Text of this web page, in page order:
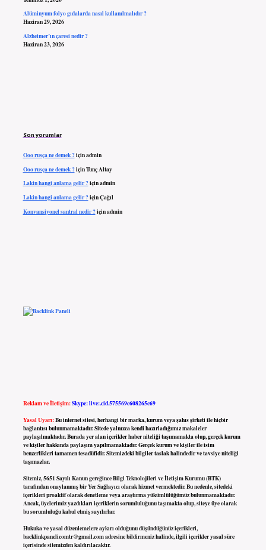
Alüminyum folyo gıdalarda nasıl kullanılmalıdır ?
Haziran 29, 2026
Alzheimer’ın çaresi nedir ?
Haziran 23, 2026
Son yorumlar
Ooo rusça ne demek ?içinadmin
Ooo rusça ne demek ?içinTunç Altay
Lakin hangi anlama gelir ?içinadmin
Lakin hangi anlama gelir ?içinÇağıl
Konvansiyonel santral nedir ?içinadmin
Reklam ve İletişim:Skype: live:.cid.575569c608265c69
Yasal Uyarı:Bu internet sitesi, herhangi bir marka, kurum veya şahıs şirketi ile hiçbir
bağlantısı bulunmamaktadır. Sitede yalnızca kendi hazırladığımız makaleler
paylaşılmaktadır. Burada yer alan içerikler haber niteliği taşımamakta olup, gerçek kurum
ve kişiler hakkında paylaşım yapılmamaktadır. Gerçek kurum ve kişiler ile isim
benzerlikleri tamamen tesadüfidir. Sitemizdeki bilgiler taslak halindedir ve tavsiye niteliği
taşımazlar.
Sitemiz, 5651 Sayılı Kanun gereğince Bilgi Teknolojileri ve İletişim Kurumu (BTK)
tarafından onaylanmış bir Yer Sağlayıcı olarak hizmet vermektedir. Bu nedenle, sitedeki
içerikleri proaktif olarak denetleme veya araştırma yükümlülüğümüz bulunmamaktadır.
Ancak, üyelerimiz yazdıkları içeriklerin sorumluluğunu taşımakta olup, siteye üye olarak
bu sorumluluğu kabul etmiş sayılırlar.
Hukuka ve yasal düzenlemelere aykırı olduğunu düşündüğünüz içerikleri,
backlinkpanelicomtr@gmail.comadresine bildirmeniz halinde, ilgili içerikler yasal süre
içerisinde sitemizden kaldırılacaktır.